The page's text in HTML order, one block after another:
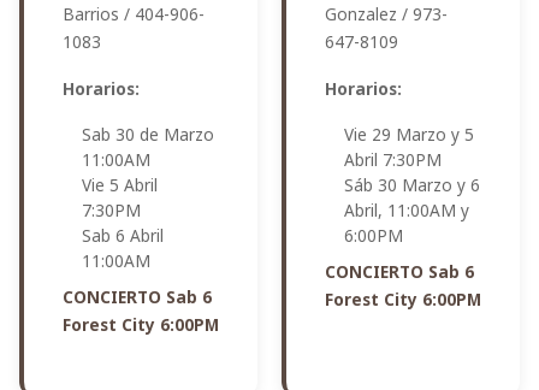
Barrios / 404-906-
1083
Horarios:
Sab 30 de Marzo
11:00AM
Vie 5 Abril
7:30PM
Sab 6 Abril
11:00AM
CONCIERTO Sab 6
Forest City 6:00PM
Gonzalez / 973-
647-8109
Horarios:
Vie 29 Marzo y 5
Abril 7:30PM
Sáb 30 Marzo y 6
Abril, 11:00AM y
6:00PM
CONCIERTO Sab 6
Forest City 6:00PM